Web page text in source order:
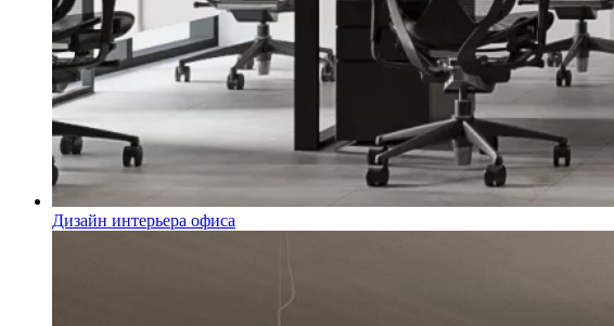
Дизайн интерьера офиса